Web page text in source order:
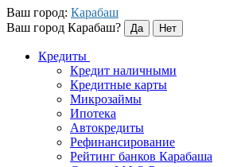
Ваш город: Карабаш
Ваш город Карабаш?
Кредиты
Кредит наличными
Кредитные карты
Микрозаймы
Ипотека
Автокредиты
Рефинансирование
Рейтинг банков Карабаша